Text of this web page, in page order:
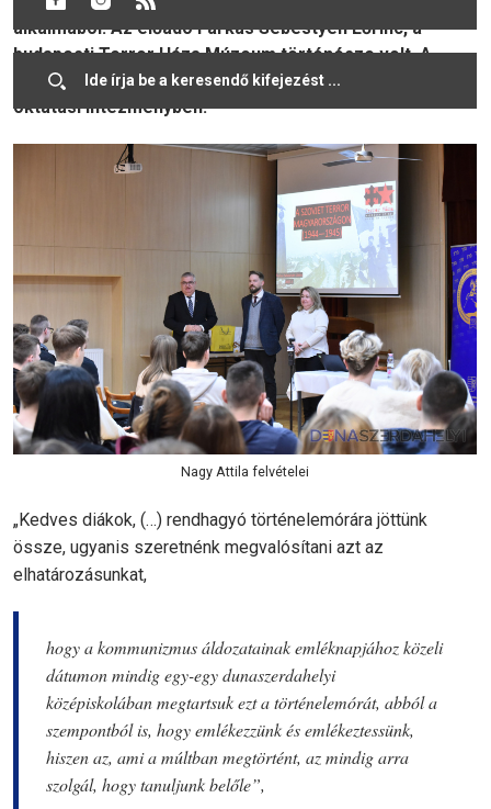
alkalmából. Az előadó Farkas Sebestyén Lőrinc, a
budapesti Terror Háza Múzeum történésze volt. A
vendégeket Álló Mónika igazgatóhelyettes fogadta az
oktatási intézményben.
Nagy Attila felvételei
„Kedves diákok, (…) rendhagyó történelemórára jöttünk
össze, ugyanis szeretnénk megvalósítani azt az
elhatározásunkat,
hogy a kommunizmus áldozatainak emléknapjához közeli
dátumon mindig egy-egy dunaszerdahelyi
középiskolában megtartsuk ezt a történelemórát, abból a
szempontból is, hogy emlékezzünk és emlékeztessünk,
hiszen az, ami a múltban megtörtént, az mindig arra
szolgál, hogy tanuljunk belőle”,